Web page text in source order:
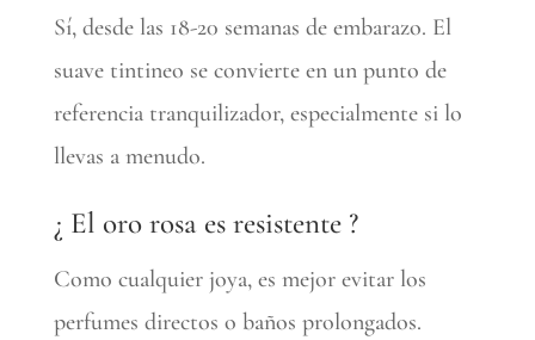
Sí, desde las 18-20 semanas de embarazo. El
suave tintineo se convierte en un punto de
referencia tranquilizador, especialmente si lo
llevas a menudo.
¿ El oro rosa es resistente ?
Como cualquier joya, es mejor evitar los
perfumes directos o baños prolongados.